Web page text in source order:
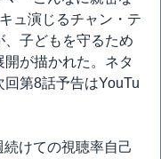
ュ演じるチャン・テ
、子どもを守るため
が描かれた。ネタ
第8話予告はYouTu
けての視聴率自己